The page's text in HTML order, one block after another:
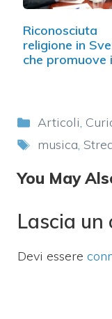
Riconosciuta
religione in
che promuove
Categorie
Articoli,
Tag
musica,
You May
Lascia un
Devi essere